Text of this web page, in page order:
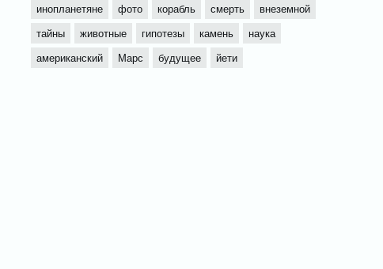
инопланетяне
фото корабль смерть
внеземной
тайны
животные гипотезы камень
наука
американский
Марс будущее йети